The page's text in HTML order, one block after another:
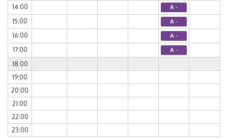
14:00
A -
15:00 A -
16:00 A -
17:00 A -
18:00
19:00
20:00
21:00
22:00
23:00